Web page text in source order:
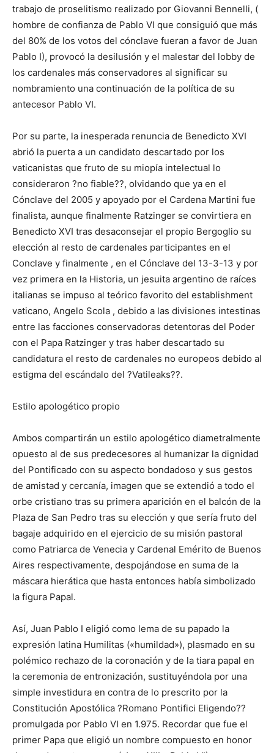
trabajo de proselitismo realizado por Giovanni Bennelli, (
hombre de confianza de Pablo VI que consiguió que más
del 80% de los votos del cónclave fueran a favor de Juan
Pablo I), provocó la desilusión y el malestar del lobby de
los cardenales más conservadores al significar su
nombramiento una continuación de la política de su
antecesor Pablo VI.
Por su parte, la inesperada renuncia de Benedicto XVI
abrió la puerta a un candidato descartado por los
vaticanistas que fruto de su miopía intelectual lo
consideraron ?no fiable??, olvidando que ya en el
Cónclave del 2005 y apoyado por el Cardena Martini fue
finalista, aunque finalmente Ratzinger se convirtiera en
Benedicto XVI tras desaconsejar el propio Bergoglio su
elección al resto de cardenales participantes en el
Conclave y finalmente , en el Cónclave del 13-3-13 y por
vez primera en la Historia, un jesuita argentino de raíces
italianas se impuso al teórico favorito del establishment
vaticano, Angelo Scola , debido a las divisiones intestinas
entre las facciones conservadoras detentoras del Poder
con el Papa Ratzinger y tras haber descartado su
candidatura el resto de cardenales no europeos debido al
estigma del escándalo del ?Vatileaks??.
Estilo apologético propio
Ambos compartirán un estilo apologético diametralmente
opuesto al de sus predecesores al humanizar la dignidad
del Pontificado con su aspecto bondadoso y sus gestos
de amistad y cercanía, imagen que se extendió a todo el
orbe cristiano tras su primera aparición en el balcón de la
Plaza de San Pedro tras su elección y que sería fruto del
bagaje adquirido en el ejercicio de su misión pastoral
como Patriarca de Venecia y Cardenal Emérito de Buenos
Aires respectivamente, despojándose en suma de la
máscara hierática que hasta entonces había simbolizado
la figura Papal.
Así, Juan Pablo I eligió como lema de su papado la
expresión latina Humilitas («humildad»), plasmado en su
polémico rechazo de la coronación y de la tiara papal en
la ceremonia de entronización, sustituyéndola por una
simple investidura en contra de lo prescrito por la
Constitución Apostólica ?Romano Pontifici Eligendo??
promulgada por Pablo VI en 1.975. Recordar que fue el
primer Papa que eligió un nombre compuesto en honor